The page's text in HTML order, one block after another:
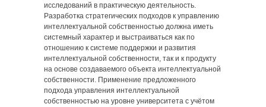
исследований в практическую деятельность.
Разработка стратегических подходов к управлению
интеллектуальной собственностью должна иметь
системный характер и выстраиваться как по
отношению к системе поддержки и развития
интеллектуальной собственности, так и к продукту
на основе создаваемого объекта интеллектуальной
собственности. Применение предложенного
подхода управления интеллектуальной
собственностью на уровне университета с учётом